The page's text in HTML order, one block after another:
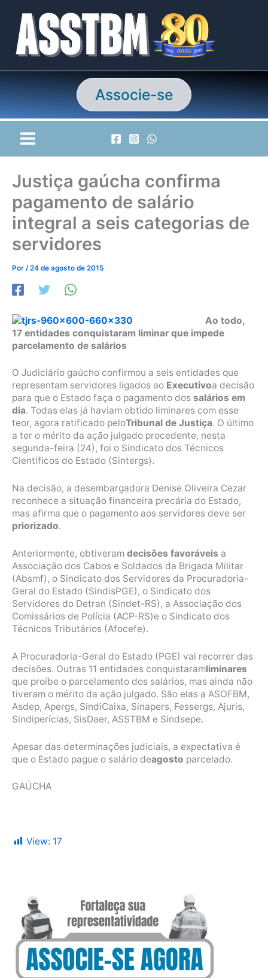
conteúdo
Associe-se
Justiça gaúcha confirma
pagamento de salário
integral a seis categorias de
servidores
Por /24 de agosto de 2015
Ao todo,
17 entidades conquistaram liminar que impede
parcelamento de salários
O Judiciário gaúcho confirmou a seis entidades que
representam servidores ligados ao Executivoa decisão
para que o Estado faça o pagamento dos salários em
dia. Todas elas já haviam obtido liminares com esse
teor, agora ratificado peloTribunal de Justiça. O último
a ter o mérito da ação julgado procedente, nesta
segunda-feira (24), foi o Sindicato dos Técnicos
Científicos do Estado (Sintergs).
Na decisão, a desembargadora Denise Oliveira Cezar
reconhece a situação financeira precária do Estado,
mas afirma que o pagamento aos servidores deve ser
priorizado.
Anteriormente, obtiveram decisões favoráveis a
Associação dos Cabos e Soldados da Brigada Militar
(Absmf), o Sindicato dos Servidores da Procuradoria-
Geral do Estado (SindisPGE), o Sindicato dos
Servidores do Detran (Sindet-RS), a Associação dos
Comissários de Polícia (ACP-RS)e o Sindicato dos
Técnicos Tributários (Afocefe).
A Procuradoria-Geral do Estado (PGE) vai recorrer das
decisões. Outras 11 entidades conquistaramliminares
que proíbe o parcelamento dos salários, mas ainda não
tiveram o mérito da ação julgado. São elas a ASOFBM,
Asdep, Apergs, SindiCaixa, Sinapers, Fessergs, Ajuris,
Sindiperícias, SisDaer, ASSTBM e Sindsepe.
Apesar das determinações judiciais, a expectativa é
que o Estado pague o salário deagosto parcelado.
GAÚCHA
View: 17